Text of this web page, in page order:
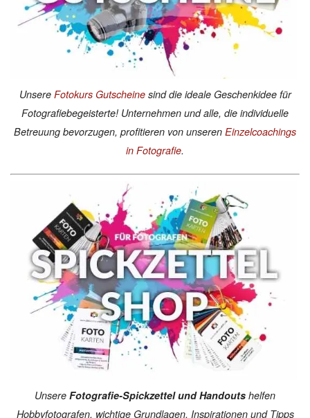
Unsere Fotokurs Gutscheinesind die ideale Geschenkidee für
Fotografiebegeisterte! Unternehmen und alle, die individuelle
Betreuung bevorzugen, profitieren von unseren Einzelcoachings
in Fotografie.
Unsere Fotografie-Spickzettel und Handouts helfen
Hobbyfotografen, wichtige Grundlagen, Inspirationen und Tipps